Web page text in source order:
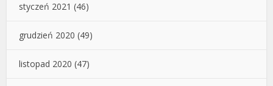
styczeń 2021 (46)
grudzień 2020 (49)
listopad 2020 (47)